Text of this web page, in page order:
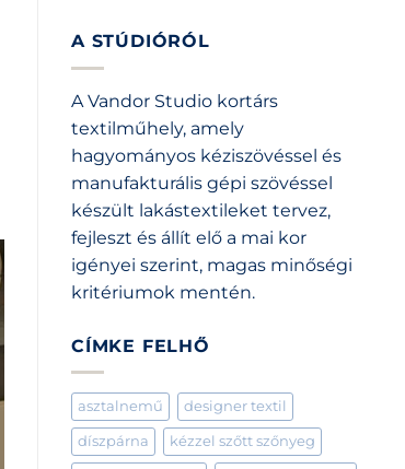
A STÚDIÓRÓL
A Vandor Studio kortárs
textilműhely, amely
hagyományos kéziszövéssel és
manufakturális gépi szövéssel
készült lakástextileket tervez,
fejleszt és állít elő a mai kor
igényei szerint, magas minőségi
kritériumok mentén.
CÍMKE FELHŐ
asztalnemű designer textil
díszpárna kézzel szőtt szőnyeg